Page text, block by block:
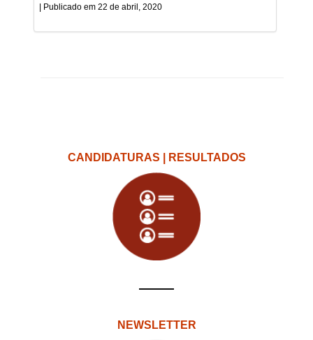
22 de abril, 2020
CANDIDATURAS | RESULTADOS
NEWSLETTER